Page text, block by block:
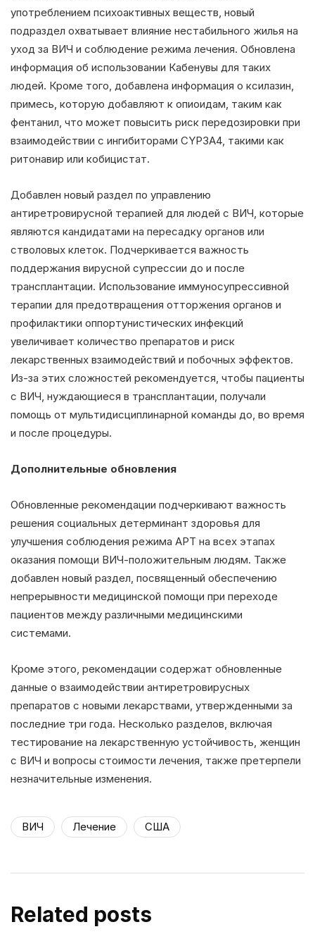
употреблением психоактивных веществ, новый
подраздел охватывает влияние нестабильного жилья на
уход за ВИЧ и соблюдение режима лечения. Обновлена
информация об использовании Кабенувы для таких
людей. Кроме того, добавлена информация о ксилазин,
примесь, которую добавляют к опиоидам, таким как
фентанил, что может повысить риск передозировки при
взаимодействии с ингибиторами CYP3A4, такими как
ритонавир или кобицистат.
Добавлен новый раздел по управлению
антиретровирусной терапией для людей с ВИЧ, которые
являются кандидатами на пересадку органов или
стволовых клеток. Подчеркивается важность
поддержания вирусной супрессии до и после
трансплантации. Использование иммуносупрессивной
терапии для предотвращения отторжения органов и
профилактики оппортунистических инфекций
увеличивает количество препаратов и риск
лекарственных взаимодействий и побочных эффектов.
Из-за этих сложностей рекомендуется, чтобы пациенты
с ВИЧ, нуждающиеся в трансплантации, получали
помощь от мультидисциплинарной команды до, во время
и после процедуры.
Дополнительные обновления
Обновленные рекомендации подчеркивают важность
решения социальных детерминант здоровья для
улучшения соблюдения режима АРТ на всех этапах
оказания помощи ВИЧ-положительным людям. Также
добавлен новый раздел, посвященный обеспечению
непрерывности медицинской помощи при переходе
пациентов между различными медицинскими
системами.
Кроме этого, рекомендации содержат обновленные
данные о взаимодействии антиретровирусных
препаратов с новыми лекарствами, утвержденными за
последние три года. Несколько разделов, включая
тестирование на лекарственную устойчивость, женщин
с ВИЧ и вопросы стоимости лечения, также претерпели
незначительные изменения.
ВИЧ Лечение США
Related posts